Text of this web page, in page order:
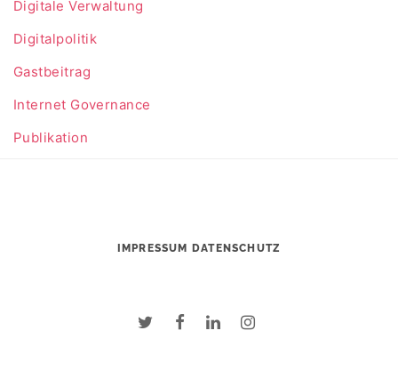
Digitale Verwaltung
Digitalpolitik
Gastbeitrag
Internet Governance
Publikation
IMPRESSUM DATENSCHUTZ